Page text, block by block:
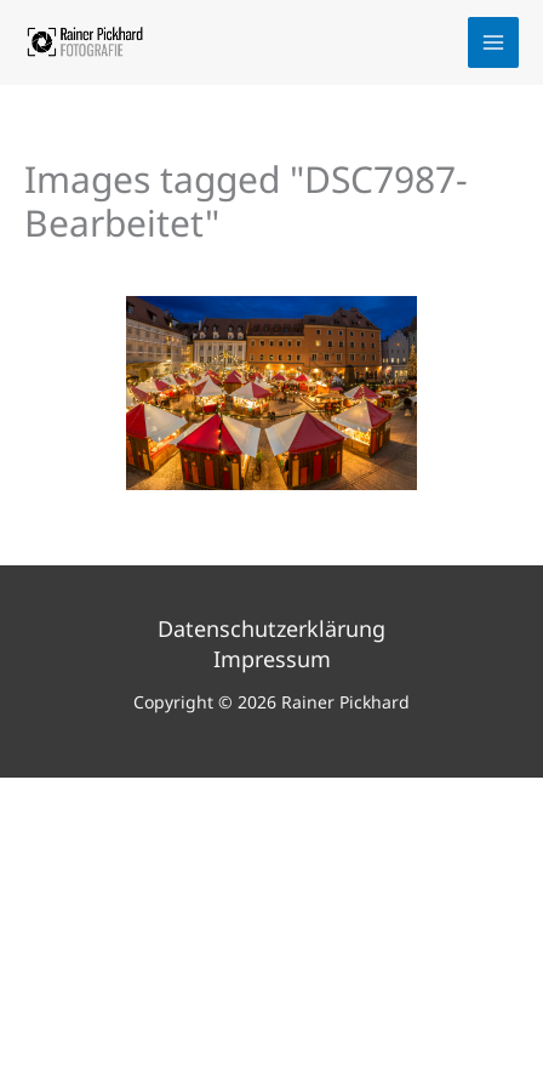
Inhalt
Images tagged "DSC7987-
Bearbeitet"
Datenschutzerklärung
Impressum
Copyright © 2026 Rainer Pickhard